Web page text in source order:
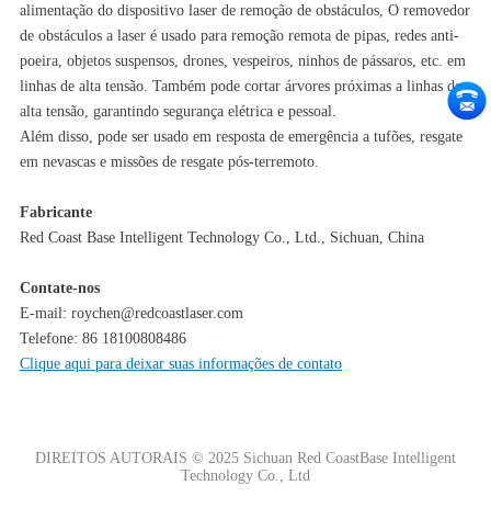
alimentação do dispositivo laser de remoção de obstáculos, O removedor
de obstáculos a laser é usado para remoção remota de pipas, redes anti-
poeira, objetos suspensos, drones, vespeiros, ninhos de pássaros, etc. em
linhas de alta tensão. Também pode cortar árvores próximas a linhas de
alta tensão, garantindo segurança elétrica e pessoal.
Além disso, pode ser usado em resposta de emergência a tufões, resgate
em nevascas e missões de resgate pós-terremoto.
Fabricante
Red Coast Base Intelligent Technology Co., Ltd., Sichuan, China
Contate-nos
E-mail: roychen@redcoastlaser.com
Telefone: 86 18100808486
Clique aqui para deixar suas informações de contato
DIREITOS AUTORAIS © 2025 Sichuan Red CoastBase Intelligent
Technology Co., Ltd